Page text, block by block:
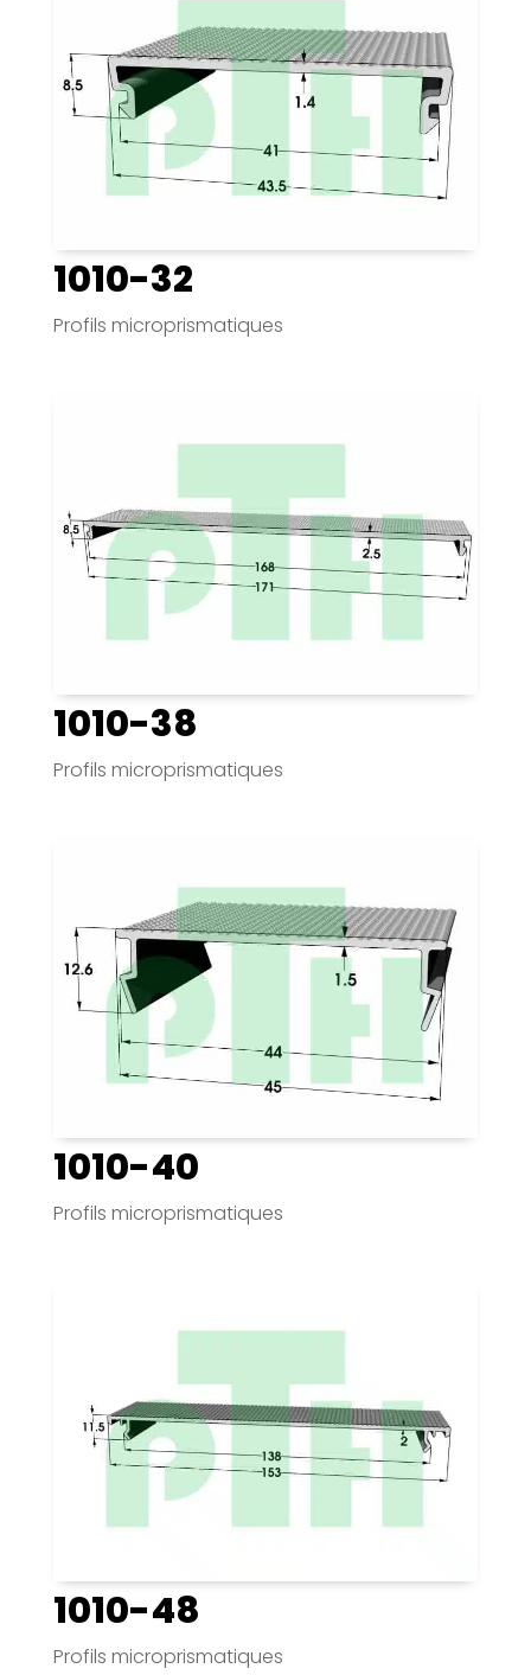
1010-32
Profils microprismatiques
1010-38
Profils microprismatiques
1010-40
Profils microprismatiques
1010-48
Profils microprismatiques